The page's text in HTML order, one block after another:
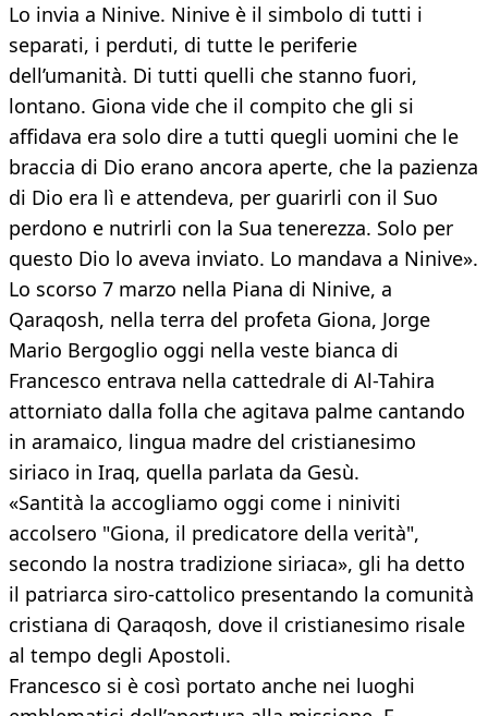
Lo invia a Ninive. Ninive è il simbolo di tutti i
separati, i perduti, di tutte le periferie
dell’umanità. Di tutti quelli che stanno fuori,
lontano. Giona vide che il compito che gli si
affidava era solo dire a tutti quegli uomini che le
braccia di Dio erano ancora aperte, che la pazienza
di Dio era lì e attendeva, per guarirli con il Suo
perdono e nutrirli con la Sua tenerezza. Solo per
questo Dio lo aveva inviato. Lo mandava a Ninive».
Lo scorso 7 marzo nella Piana di Ninive, a
Qaraqosh, nella terra del profeta Giona, Jorge
Mario Bergoglio oggi nella veste bianca di
Francesco entrava nella cattedrale di Al-Tahira
attorniato dalla folla che agitava palme cantando
in aramaico, lingua madre del cristianesimo
siriaco in Iraq, quella parlata da Gesù.
«Santità la accogliamo oggi come i niniviti
accolsero "Giona, il predicatore della verità",
secondo la nostra tradizione siriaca», gli ha detto
il patriarca siro-cattolico presentando la comunità
cristiana di Qaraqosh, dove il cristianesimo risale
al tempo degli Apostoli.
Francesco si è così portato anche nei luoghi